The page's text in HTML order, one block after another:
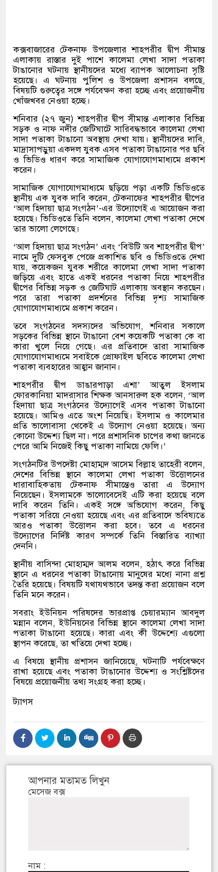
কক্সবাজারের টেকনাফ উপজেলার শাহপরীর দ্বীপ সীমান্ত
এলাকায় রাস্তার দুই পাশে কালেমা লেখা সাদা পতাকা
টাঙানোর ঘটনায় স্থানীয়দের মধ্যে ব্যাপক আলোচনা সৃষ্টি
হয়েছে। এ ঘটনায় পুলিশ ও উপজেলা প্রশাসন বলছে,
বিষয়টি গুরুত্বের সঙ্গে পর্যবেক্ষণ করা হচ্ছে এবং প্রয়োজনীয়
খোঁজখবর নেওয়া হচ্ছে।
শনিবার (২৭ জুন) শাহপরীর দ্বীপ সীমান্ত এলাকার বিভিন্ন
সড়ক ও নাফ নদীর জেটিঘাটে সারিবদ্ধভাবে কালেমা লেখা
সাদা পতাকা টাঙানো অবস্থায় দেখা যায়। স্থানীয়দের দাবি,
মাদ্রাসাপড়ুয়া একদল যুবক এসব পতাকা টাঙানোর পর ছবি
ও ভিডিও ধারণ করে সামাজিক যোগাযোগমাধ্যমে প্রকাশ
করেন।
সামাজিক যোগাযোগমাধ্যমে ছড়িয়ে পড়া একটি ভিডিওতে
স্থানীয় এক যুবক দাবি করেন, টেকনাফের শাহপরীর দ্বীপের
‘আল হিদায়া ছাত্র সংগঠন’-এর উদ্যোগেই এ আয়োজন করা
হয়েছে। ভিডিওতে তিনি বলেন, কালেমা লেখা পতাকা দেখে
তার ভালো লেগেছে।
‘আল হিদায়া ছাত্র সংগঠন’ এবং ‘বিউটি অব শাহপরীর দ্বীপ’
নামে দুটি ফেসবুক পেজে প্রকাশিত ছবি ও ভিডিওতে দেখা
যায়, কয়েকজন যুবক শরীরে কালেমা লেখা সাদা পতাকা
জড়িয়ে এবং হাতে একই ধরনের পতাকা নিয়ে শাহপরীর
দ্বীপের বিভিন্ন সড়ক ও জেটিঘাট এলাকায় অবস্থান করছেন।
পরে তারা পতাকা প্রদর্শনের বিভিন্ন দৃশ্য সামাজিক
যোগাযোগমাধ্যমে প্রকাশ করেন।
তবে সংগঠনের সদস্যদের অভিযোগ, শনিবার সকালে
সড়কের বিভিন্ন স্থানে টাঙানো বেশ কয়েকটি পতাকা কে বা
কারা খুলে নিয়ে গেছে। এর প্রতিবাদে তারা সামাজিক
যোগাযোগমাধ্যমে সবাইকে প্রোফাইল ছবিতে কালেমা লেখা
পতাকা ব্যবহারের আহ্বান জানান।
শাহপরীর দ্বীপ ডাঙারপাড়া এশা’ আতুল ইসলাম
ফোরকানিয়া মাদরাসার শিক্ষক আনসারুল হক বলেন, ‘আল
হিদায়া ছাত্র সংগঠনের উদ্যোগেই এসব পতাকা টাঙানো
হয়েছে। আমিও এতে অংশ নিয়েছি। ইসলাম ও কালেমার
প্রতি ভালোবাসা থেকেই এ উদ্যোগ নেওয়া হয়েছে। অন্য
কোনো উদ্দেশ্য ছিল না। পরে প্রশাসনিক চাপের কথা জানতে
পেরে আমি নিজেই কিছু পতাকা নামিয়ে ফেলি।’
সংগঠনটির উপদেষ্টা মোহাম্মদ আসেম বিল্লাহ তাহেরী বলেন,
দেশের বিভিন্ন স্থানে কালেমা লেখা পতাকা উত্তোলনের
ধারাবাহিকতায় টেকনাফ সীমান্তেও তারা এ উদ্যোগ
নিয়েছেন। ইসলামকে ভালোবেসেই এটি করা হয়েছে বলে
দাবি করেন তিনি। একই সঙ্গে অভিযোগ করেন, কিছু
পতাকা সরিয়ে নেওয়া হয়েছে এবং এর প্রতিবাদে ভবিষ্যতে
আরও পতাকা উত্তোলন করা হবে। তবে এ ধরনের
উদ্যোগের নির্দিষ্ট কারণ সম্পর্কে তিনি বিস্তারিত ব্যাখ্যা
দেননি।
স্থানীয় বাসিন্দা মোহাম্মদ আলম বলেন, হঠাৎ করে বিভিন্ন
স্থানে এ ধরনের পতাকা টাঙানোয় মানুষের মধ্যে নানা প্রশ্ন
তৈরি হয়েছে। বিষয়টি যথাযথভাবে তদন্ত করা প্রয়োজন বলে
তিনি মনে করেন।
সবরাং ইউনিয়ন পরিষদের ভারপ্রাপ্ত চেয়ারম্যান আবদুল
মন্নান বলেন, ইউনিয়নের বিভিন্ন স্থানে কালেমা লেখা সাদা
পতাকা টাঙানো হয়েছে। কারা এবং কী উদ্দেশ্যে এগুলো
স্থাপন করেছে, তা খতিয়ে দেখা হচ্ছে।
এ বিষয়ে স্থানীয় প্রশাসন জানিয়েছে, ঘটনাটি পর্যবেক্ষণে
রাখা হয়েছে এবং পতাকা টাঙানোর উদ্দেশ্য ও সংশ্লিষ্টদের
বিষয়ে প্রয়োজনীয় তথ্য সংগ্রহ করা হচ্ছে।
ট্যাগস
আপনার মতামত লিখুন
মেসেজ বক্স
নাম :